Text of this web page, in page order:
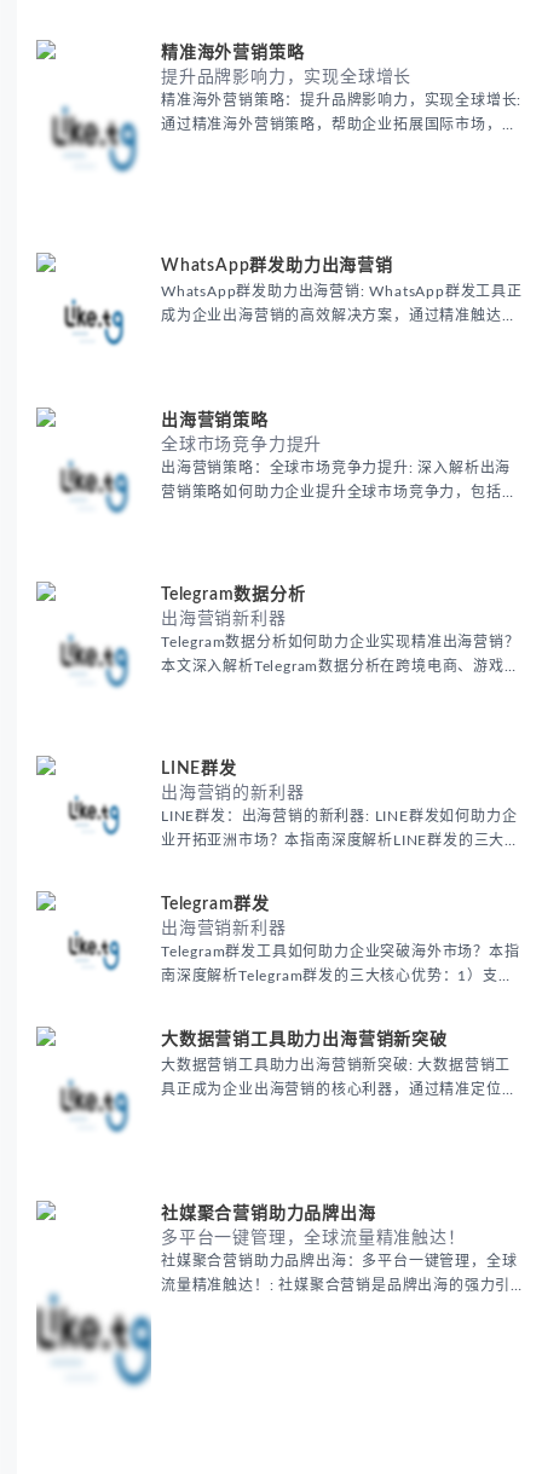
精准海外营销策略
提升品牌影响力，实现全球增长
精准海外营销策略：提升品牌影响力，实现全球增长:
通过精准海外营销策略，帮助企业拓展国际市场，提
WhatsApp群发助力出海营销
WhatsApp群发助力出海营销: WhatsApp群发工具正
成为企业出海营销的高效解决方案，通过精准触达目
出海营销策略
全球市场竞争力提升
出海营销策略：全球市场竞争力提升: 深入解析出海
营销策略如何助力企业提升全球市场竞争力，包括市
Telegram数据分析
出海营销新利器
Telegram数据分析如何助力企业实现精准出海营销？
本文深入解析Telegram数据分析在跨境电商、游戏出
驱动决策，增强品牌影响力，立即获取专业出海营销
解决方案！
LINE群发
出海营销的新利器
LINE群发：出海营销的新利器: LINE群发如何助力企
业开拓亚洲市场？本指南深度解析LINE群发的三大核
动的营销功能。
Telegram群发
出海营销新利器
Telegram群发工具如何助力企业突破海外市场？本指
南深度解析Telegram群发的三大核心优势：1）支持
于跨境电商新品推广、国际品牌活动宣传、全球化客
户服务等多个场景，帮助企业以最低成本实现最大范
围的海外用户触达。立即获取专
大数据营销工具助力出海营销新突破
大数据营销工具助力出海营销新突破: 大数据营销工
具正成为企业出海营销的核心利器，通过精准定位全
社媒聚合营销助力品牌出海
多平台一键管理，全球流量精准触达！
社媒聚合营销助力品牌出海：多平台一键管理，全球
流量精准触达！: 社媒聚合营销是品牌出海的强力引